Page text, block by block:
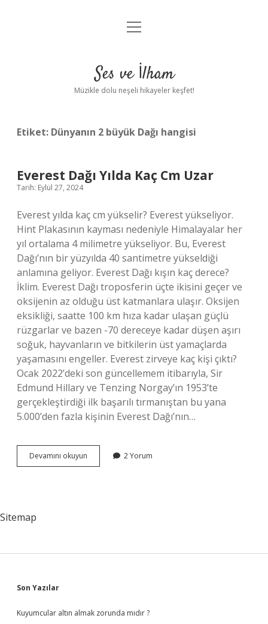
Anasayfa
Yasal Uyarı
menüyü
Ses ve İlham
Müzikle dolu neşeli hikayeler keşfet!
Etiket: Dünyanın 2 büyük Dağı hangisi
Everest Dağı Yılda Kaç Cm Uzar
Tarih: Eylül 27, 2024
Everest yılda kaç cm yükselir? Everest yükseliyor.
Hint Plakasının kayması nedeniyle Himalayalar her
yıl ortalama 4 milimetre yükseliyor. Bu, Everest
Dağı’nın bir yüzyılda 40 santimetre yükseldiği
anlamına geliyor. Everest Dağı kışın kaç derece?
İklim. Everest Dağı troposferin üçte ikisini geçer ve
oksijenin az olduğu üst katmanlara ulaşır. Oksijen
eksikliği, saatte 100 km hıza kadar ulaşan güçlü
rüzgarlar ve bazen -70 dereceye kadar düşen aşırı
soğuk, hayvanların ve bitkilerin üst yamaçlarda
yaşamasını engeller. Everest zirveye kaç kişi çıktı?
Ocak 2022’deki son güncellemem itibarıyla, Sir
Edmund Hillary ve Tenzing Norgay’ın 1953’te
gerçekleştirdiği ilk başarılı tırmanıştan bu yana
5.000’den fazla kişinin Everest Dağı’nın…
Devamını okuyun
Dağı
2 Yorum
Sitemap
Sidebar
Son Yazılar
Kuyumcular altın almak zorunda mıdır ?